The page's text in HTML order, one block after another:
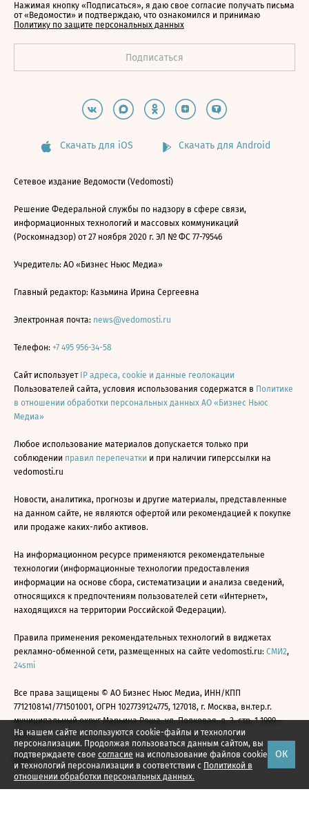
На нашем сайте используются cookie-файлы и технологии
персонализации. Продолжая пользоваться данным сайтом, вы
подтверждаете свое согласие на использование файлов cookie
и технологий персонализации в соответствии с Политикой в
отношении обработки персональных данных.
ОК
Нажимая кнопку «Подписаться», я даю свое согласие получать письма
от «Ведомости» и подтверждаю, что ознакомился и принимаю
Политику по защите персональных данных
Скачать для iOS Скачать для Android
Сетевое издание Ведомости (Vedomosti)
Решение Федеральной службы по надзору в сфере связи,
информационных технологий и массовых коммуникаций
(Роскомнадзор) от 27 ноября 2020 г. ЭЛ № ФС 77-79546
Учредитель: АО «Бизнес Ньюс Медиа»
Главный редактор: Казьмина Ирина Сергеевна
Электронная почта: news@vedomosti.ru
Телефон: +7 495 956-34-58
Сайт использует IP адреса, cookie и данные геолокации
Пользователей сайта, условия использования содержатся в Политике
в отношении обработки персональных данных АО «Бизнес Ньюс
Медиа»
Любое использование материалов допускается только при
соблюдении правил перепечатки и при наличии гиперссылки на
vedomosti.ru
Новости, аналитика, прогнозы и другие материалы, представленные
на данном сайте, не являются офертой или рекомендацией к покупке
или продаже каких-либо активов.
На информационном ресурсе применяются рекомендательные
технологии (информационные технологии предоставления
информации на основе сбора, систематизации и анализа сведений,
относящихся к предпочтениям пользователей сети «Интернет»,
находящихся на территории Российской Федерации).
Правила применения рекомендательных технологий в виджетах
рекламно-обменной сети, размещенных на сайте vedomosti.ru: СМИ2,
24smi
Все права защищены © АО Бизнес Ньюс Медиа, ИНН/КПП
7712108141/771501001, ОГРН 1027739124775, 127018, г. Москва, вн.тер.г.
муниципальный округ Марьина Роща, ул. Полковая, д. 3, стр. 1 1999—
2026